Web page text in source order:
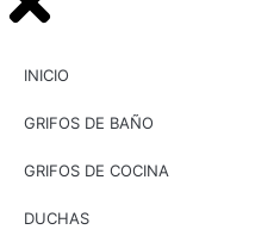
INICIO
GRIFOS DE BAÑO
GRIFOS DE COCINA
DUCHAS
UG32005